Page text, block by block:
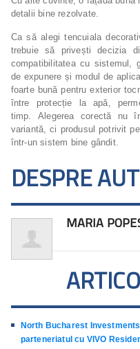
detalii bine rezolvate.
Ca să alegi tencuiala
trebuie să privești decizia
compatibilitatea cu sistemul,
de expunere și modul de
foarte bună pentru exterior
între protecție la apă,
timp. Alegerea corectă nu
variantă, ci produsul potrivit
într-un sistem bine gândit.
DESPRE
MARIA
North Bucharest
parteneriatul cu VIVO